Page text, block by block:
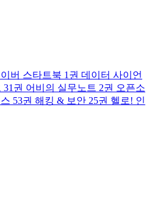
버 스타트북 1권 데이터 사이언
31권 어비의 실무노트 2권 오픈소
53권 해킹 & 보안 25권 헬로! 인